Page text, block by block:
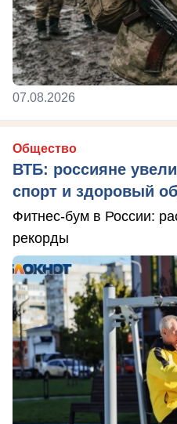
07.08.2026
Общество
ВТБ: россияне
спорт и здоровый
Фитнес-бум в России:
рекорды